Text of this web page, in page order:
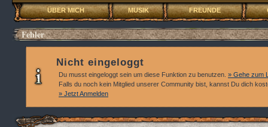
ÜBER MICH MUSIK FREUNDE
Fehler
Nicht eingeloggt
Du musst eingeloggt sein um diese Funktion zu benutzen. » Gehe zum
Falls du noch kein Mitglied unserer Community bist, kannst Du dich
» Jetzt Anmelden